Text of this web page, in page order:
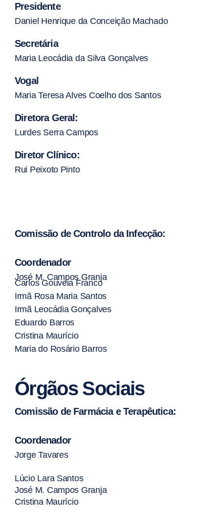
Presidente
Daniel Henrique da Conceição Machado
Secretária
Maria Leocádia da Silva Gonçalves
Vogal
Maria Teresa Alves Coelho dos Santos
Diretora Geral:
Lurdes Serra Campos
Diretor Clínico:
Rui Peixoto Pinto
Comissão de Controlo da Infecção:
Coordenador
José M. Campos Granja
Carlos Gouveia Franco
Irmã Rosa Maria Santos
Irmã Leocádia Gonçalves
Eduardo Barros
Cristina Maurício
Maria do Rosário Barros
Órgãos Sociais
Comissão de Farmácia e Terapêutica:
Coordenador
Jorge Tavares
Lúcio Lara Santos
José M. Campos Granja
Cristina Maurício